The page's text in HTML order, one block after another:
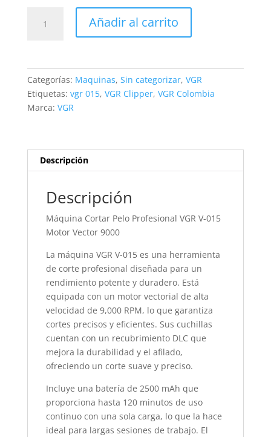
9.900
RPM
Cortadora
De
cantidad
Añadir al carrito
Categorías: Maquinas, Sin categorizar, VGR
Etiquetas: vgr 015, VGR Clipper, VGR Colombia
Marca: VGR
Descripción
Descripción
Máquina Cortar Pelo Profesional VGR V-015
Motor Vector 9000
La máquina VGR V-015 es una herramienta
de corte profesional diseñada para un
rendimiento potente y duradero. Está
equipada con un motor vectorial de alta
velocidad de 9,000 RPM, lo que garantiza
cortes precisos y eficientes. Sus cuchillas
cuentan con un recubrimiento DLC que
mejora la durabilidad y el afilado,
ofreciendo un corte suave y preciso.
Incluye una batería de 2500 mAh que
proporciona hasta 120 minutos de uso
continuo con una sola carga, lo que la hace
ideal para largas sesiones de trabajo. El